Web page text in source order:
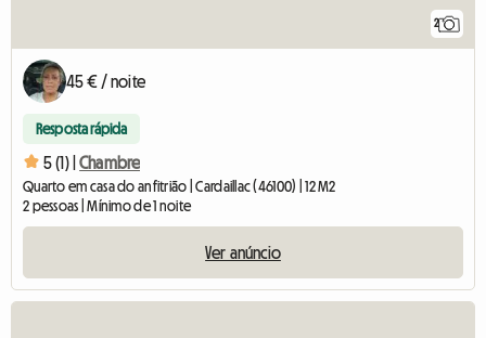
2
45 € / noite
Resposta rápida
5 (1) | Chambre
Quarto em casa do anfitrião | Cardaillac (46100) | 12 M2
2 pessoas | Mínimo de 1 noite
Ver anúncio